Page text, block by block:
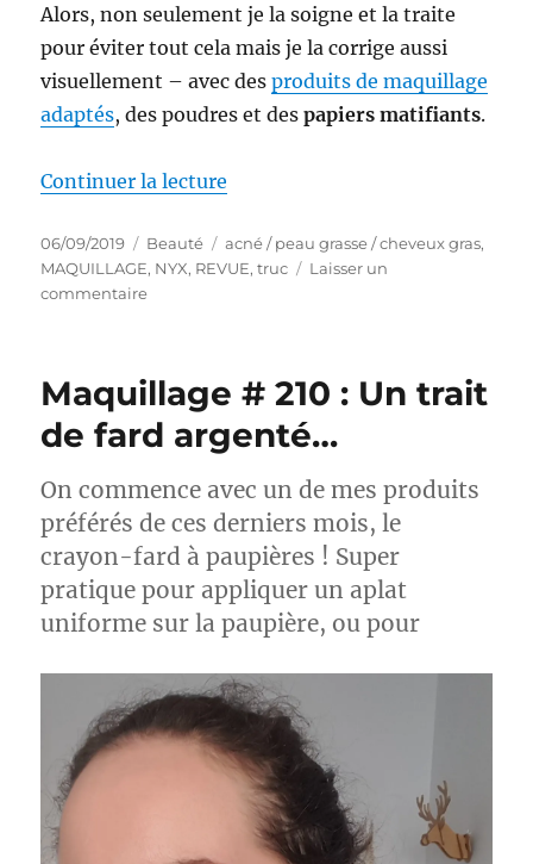
Alors, non seulement je la soigne et la traite
pour éviter tout cela mais je la corrige aussi
visuellement – avec desproduits de maquillage
adaptés, des poudres et despapiers matifiants.
Continuer la lecture
Publié
le
06/09/2019 Catégories
Beauté Étiquettes
acné / peau grasse / cheveux gras,
MAQUILLAGE, NYX, REVUE,truc
Laisser un
commentairesur
Battle
Papier
Matifiant
NYX
Maquillage # 210 : Un trait
de fard argenté…
On commence avec un de mes produits
préférés de ces derniers mois, le
crayon-fard à paupières ! Super
pratique pour appliquer un aplat
uniforme sur la paupière, ou pour